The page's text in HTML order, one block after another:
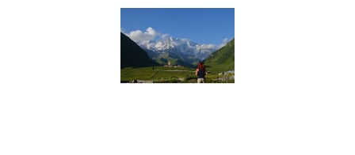
მოითხოვე ტური